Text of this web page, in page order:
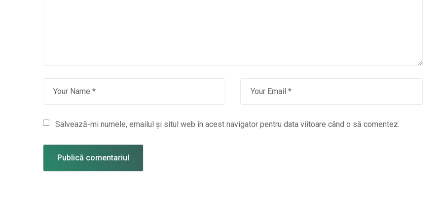
Salvează-mi numele, emailul și situl web în acest navigator pentru data viitoare când o să comentez.